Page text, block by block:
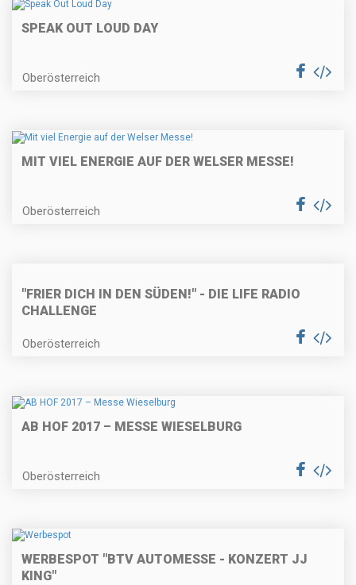
SPEAK OUT LOUD DAY
Oberösterreich
MIT VIEL ENERGIE AUF DER WELSER MESSE!
Oberösterreich
"FRIER DICH IN DEN SÜDEN!" - DIE LIFE RADIO
CHALLENGE
Oberösterreich
AB HOF 2017 – MESSE WIESELBURG
Oberösterreich
WERBESPOT "BTV AUTOMESSE - KONZERT JJ
KING"